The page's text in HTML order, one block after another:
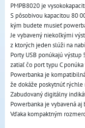
PMPB8020 je
S pôsobivou kapacitou 80
kým budete musieť
Je vybavený niekoľkými
z ktorých jeden slúži na
Porty USB ponúkajú výstup
zatiaľ čo port typu C
Powerbanka je
že dokáže poskytnúť
Zabudovaný digitálny
Powerbanka je vybavená aj
Vďaka kompaktným